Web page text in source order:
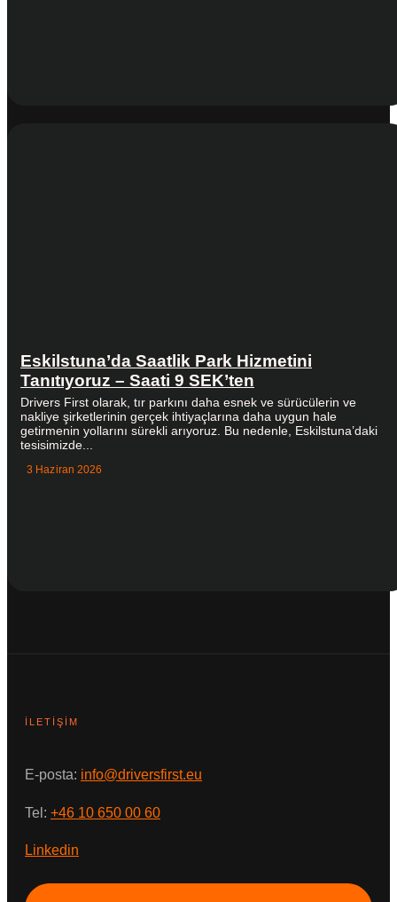
Eskilstuna’da Saatlik Park Hizmetini
Tanıtıyoruz – Saati 9 SEK’ten
Drivers First olarak, tır parkını daha esnek ve sürücülerin ve
nakliye şirketlerinin gerçek ihtiyaçlarına daha uygun hale
getirmenin yollarını sürekli arıyoruz. Bu nedenle, Eskilstuna’daki
tesisimizde...
3 Haziran 2026
İLETIŞIM
E-posta: info@driversfirst.eu
Tel: +46 10 650 00 60
Linkedin